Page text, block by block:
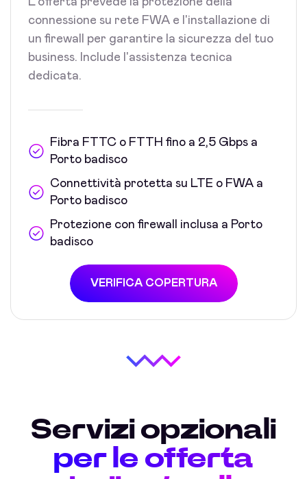
connessione su rete FWA e l'installazione di
un firewall per garantire la sicurezza del tuo
business. Include l'assistenza tecnica
dedicata.
Fibra FTTC o FTTH fino a 2,5 Gbps a
Porto badisco
Connettività protetta su LTE o FWA a
Porto badisco
Protezione con firewall inclusa a Porto
badisco
VERIFICA COPERTURA
Servizi opzionali
per le offerta